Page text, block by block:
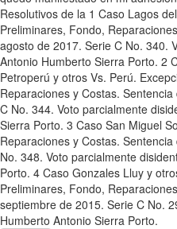
Resolutivos de la 1 Caso Lagos
Preliminares, Fondo,
agosto de 2017. Serie C No. 340.
Antonio Humberto Sierra Porto. 2
Petroperú y otros Vs. Perú.
Reparaciones y Costas.
C No. 344. Voto parcialmente
Sierra Porto. 3 Caso San Miguel
Reparaciones y Costas.
No. 348. Voto parcialmente
Porto. 4 Caso Gonzales Lluy y
Preliminares, Fondo,
septiembre de 2015. Serie C No.
Humberto Antonio Sierra Porto.